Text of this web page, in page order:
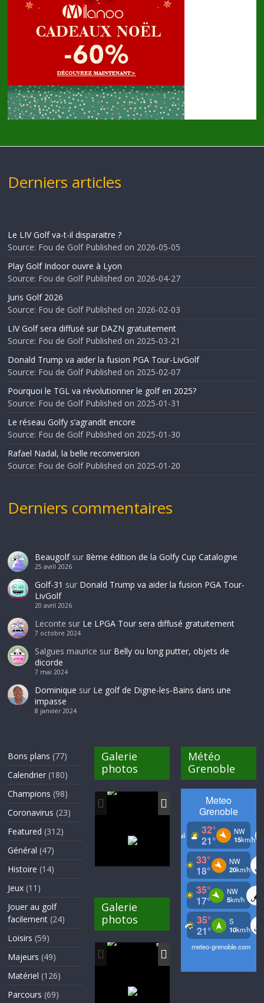
Derniers articles
Le LIV Golf va-t-il disparaitre ?
Source: Fou de Golf Published on 2026-05-05
Play Golf Indoor ouvre à Lyon
Source: Fou de Golf Published on 2026-04-27
Juris Golf 2026
Source: Fou de Golf Published on 2026-02-03
LIV Golf sera diffusé sur DAZN gratuitement
Source: Fou de Golf Published on 2025-03-21
Donald Trump va aider la fusion PGA Tour-LivGolf
Source: Fou de Golf Published on 2025-02-07
Pourquoi le TGL va révolutionner le golf en 2025?
Source: Fou de Golf Published on 2025-01-31
Le réseau Golfy s’agrandit encore
Source: Fou de Golf Published on 2025-01-30
Rafael Nadal, la belle reconversion
Source: Fou de Golf Published on 2025-01-20
Derniers commentaires
Beaugolfsur 8ème édition de la Golfy Cup Catalogne
25 avril 2026
Golf-31 sur Donald Trump va aider la fusion PGA Tour-
LivGolf
20 avril 2026
Leconte sur Le LPGA Tour sera diffusé gratuitement
7 octobre 2024
Salgues maurice sur Belly ou long putter, objets de
dicorde
7 mai 2024
Dominique sur Le golf de Digne-les-Bains dans une
impasse
8 janvier 2024
Bons plans (77)
Calendrier (180)
Champions (98)
Coronavirus (23)
Featured (312)
Général (47)
Histoire (14)
Jeux (11)
Jouer au golf
facilement (24)
Loisirs (59)
Majeurs (49)
Matériel (126)
Parcours (69)
Galerie
photos
Galerie
photos
Météo
Grenoble